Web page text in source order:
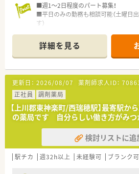
■週1～2日程度のパート募集！
■平日のみの勤務も相談可能（土曜日
す）
■車通勤可能（無料職員駐車場完備）
■旭川駅から車15分程度 公共バス4
詳細を見る
更新日： 2026/08/07 薬剤師求人ID：
正社員
調剤薬局
【上川郡東神楽町/西瑞穂駅】最寄駅か
の薬局です 自分らしい働き方がみつ
検討リストに追
駅チカ 週32h以上 未経験可 ブランク可